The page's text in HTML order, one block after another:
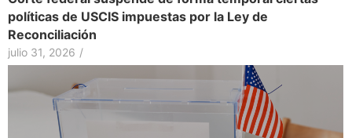
políticas de USCIS impuestas por la Ley de
Reconciliación
julio 31, 2026 /